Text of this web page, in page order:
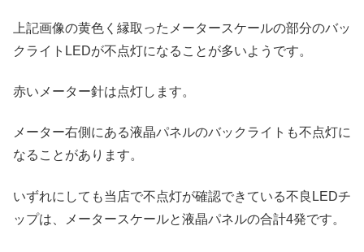
上記画像の黄色く縁取ったメータースケールの部分のバッ
クライトLEDが不点灯になることが多いようです。
赤いメーター針は点灯します。
メーター右側にある液晶パネルのバックライトも不点灯に
なることがあります。
いずれにしても当店で不点灯が確認できている不良LEDチ
ップは、メータースケールと液晶パネルの合計4発です。